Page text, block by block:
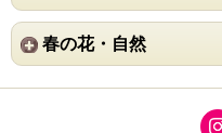
春の花・自然